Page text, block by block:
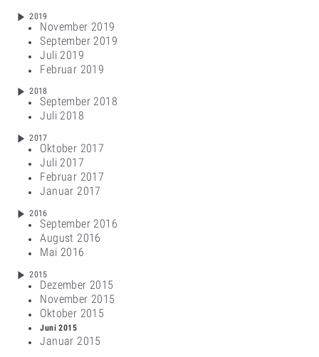
2019
November 2019
September 2019
Juli 2019
Februar 2019
2018
September 2018
Juli 2018
2017
Oktober 2017
Juli 2017
Februar 2017
Januar 2017
2016
September 2016
August 2016
Mai 2016
2015
Dezember 2015
November 2015
Oktober 2015
Juni 2015
Januar 2015